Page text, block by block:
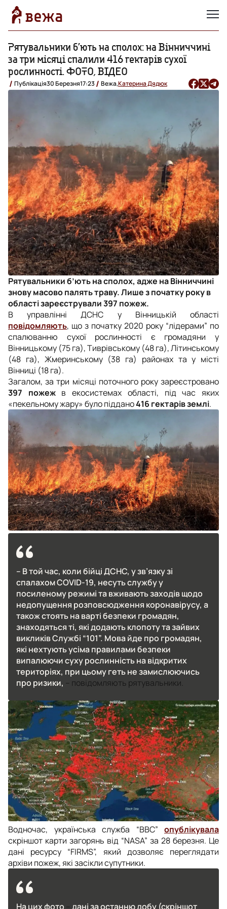
Рятувальники б’ють на сполох: на Вінниччині
за три місяці спалили 416 гектарів сухої
рослинності. ФОТО, ВІДЕО
Публікація30 Березня17:23 Вежа,Катерина Дядюк
Рятувальники б’ють на сполох, адже на Вінниччині
знову масово палять траву. Лише з початку року в
області зареєстрували 397 пожеж.
В управлінні ДСНС у Вінницькій області
повідомляють, що з початку 2020 року “лідерами” по
спалюванню сухої рослинності є громадяни у
Вінницькому (75 га), Тиврівському (48 га), Літинському
(48 га), Жмеринському (38 га) районах та у місті
Вінниці (18 га).
Загалом, за три місяці поточного року зареєстровано
397 пожежв екосистемах області, під час яких
«пекельному жару» було піддано416 гектарів землі.
– В той час, коли бійці ДСНС, у зв’язку зі
спалахом COVID-19, несуть службу у
посиленому режимі та вживають заходів щодо
недопущення розповсюдження коронавірусу, а
також стоять на варті безпеки громадян,
знаходяться ті, які додають клопоту та зайвих
викликів Службі “101”. Мова йде про громадян,
які нехтують усіма правилами безпеки
випалюючи суху рослинність на відкритих
територіях, при цьому геть не замислюючись
про ризики, – повідомляють рятувальники.
Водночас, українська служба “ВВС” опублікувала
скріншот карти загорянь від “NASA” за 28 березня. Це
дані ресурсу “FIRMS”, який дозволяє переглядати
архіви пожеж, які засікли супутники.
На цих фото дані за останню добу (скріншот